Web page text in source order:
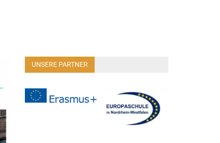
UNSERE PARTNER